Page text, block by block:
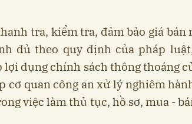
tra, kiểm tra, đảm bảo giá bán
đủ theo quy định của pháp
dụng chính sách thông thoáng
cơ quan công an xử lý nghiêm
việc làm thủ tục, hồ sơ, mua -